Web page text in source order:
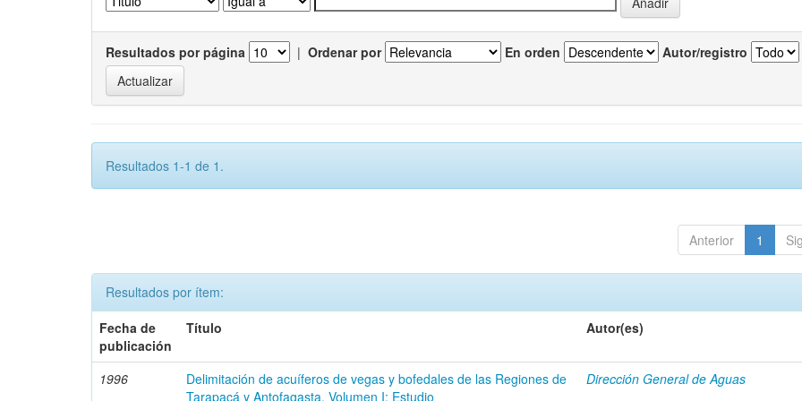
Resultados por página | Ordenar por En orden Autor/registro
Resultados 1-1 de 1.
Anterior 1
Resultados por ítem:
Fecha de
publicación
Título Autor(es)
1996
Delimitación de acuíferos de vegas y bofedales de las Regiones de
Tarapacá y Antofagasta. Volumen I: Estudio
Dirección General de Aguas